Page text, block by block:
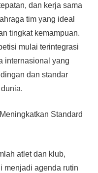
dan kerja sama
tim yang ideal
tingkat kemampuan.
mulai terintegrasi
internasional yang
dan standar
Standard
atlet dan klub,
menjadi agenda rutin